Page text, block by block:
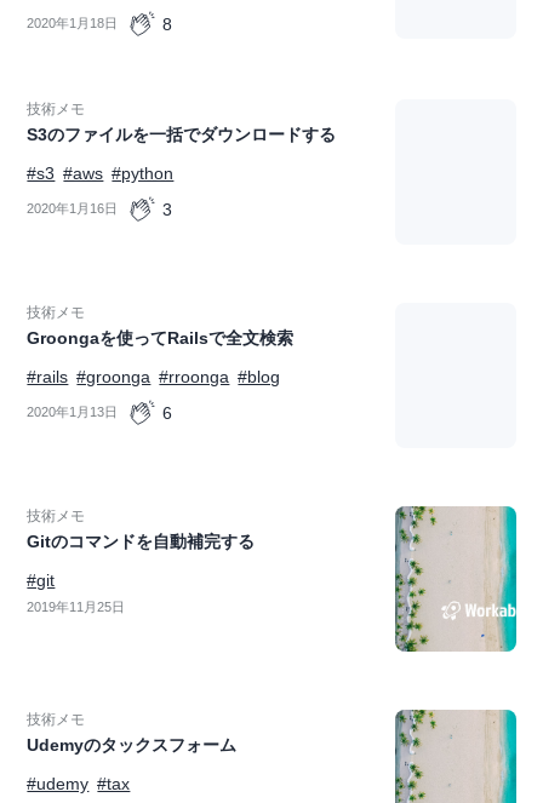
2020年1月18日 8
技術メモ
S3のファイルを一括でダウンロードする
#s3 #aws #python
2020年1月16日 3
技術メモ
Groongaを使ってRailsで全文検索
#rails #groonga #rroonga #blog
2020年1月13日 6
技術メモ
Gitのコマンドを自動補完する
#git
2019年11月25日
技術メモ
Udemyのタックスフォーム
#udemy #tax